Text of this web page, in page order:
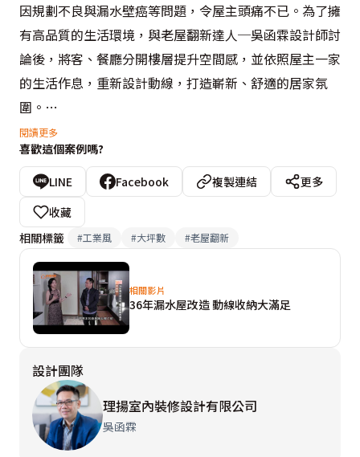
因規劃不良與漏水壁癌等問題，令屋主頭痛不已。為了擁
有高品質的生活環境，與老屋翻新達人─吳函霖設計師討
論後，將客、餐廳分開樓層提升空間感，並依照屋主一家
的生活作息，重新設計動線，打造嶄新、舒適的居家氛
圍。
工業風格為屋主心中嚮往的居家藍圖，故理揚室內設計有
限公司利用木地板鋪陳，搭配鐵管、鐵件、木板、文化
石、軌道燈等元素配件，提升場域層次感，也平衡空間暖
度，完美呈現屋主心中所想的工業風生活宅。
閱讀更多
喜歡這個案例嗎?
LINE Facebook 複製連結
更多
收藏
相關標籤
#工業風 #大坪數 #老屋翻新
相關影片
36年漏水屋改造 動線收納大滿足
設計團隊
理揚室內裝修設計有限公司
吳函霖